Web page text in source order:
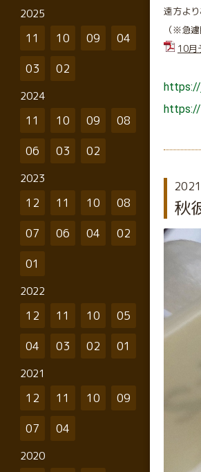
遠方よ
（※急
10月
https://
秋
2025
11 10 09
04
03
02
2024
11 10 09
08
06
03 02
2023
12 11 10
08
07
06 04
02
01
2022
12 11 10
05
04
03 02 01
2021
12 11 10
09
07
04
2020